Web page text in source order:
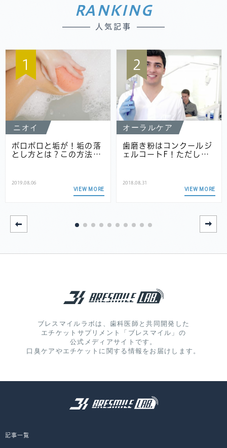
RANKING
人気記事
1
ニオイ
ポロポロと垢が！垢の落
とし方とは？この方法…
2019.08.06
VIEW MORE
2
オーラルケア
歯磨き粉はコンクールジ
ェルコートF！ただし…
2018.08.31
VIEW MORE
ブレスマイルラボは、歯科医師と共同開発した
エチケットサプリメント「ブレスマイル」の
公式メディアサイトです。
口臭ケアやエチケットに関する情報をお届けします。
記事一覧